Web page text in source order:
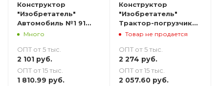
Конструктор
"Изобретатель"
Автомобиль №1 91
элемент +шуруповерт
Много
ОПТ от 5 тыс.
2 101 руб.
ОПТ от 15 тыс.
1 810.99 руб.
Конструктор
"Изобретатель"
Трактор-погрузчик
№1 142 элемент
контейнере
Товар не продается
ОПТ от 5 тыс.
2 274 руб.
ОПТ от 15 тыс.
2 057.60руб.